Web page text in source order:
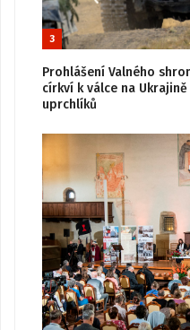
3
Prohlášení Valného
církví k válce na
uprchlíků